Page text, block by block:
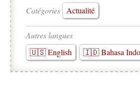
Catégories Actualité
Autres langues
🇺🇸 English
🇮🇩 Bahasa